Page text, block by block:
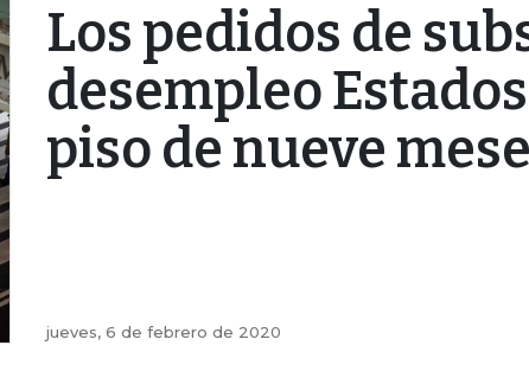
Los pedidos de
desempleo
piso de nueve
jueves, 6 de febrero de 2020